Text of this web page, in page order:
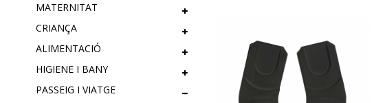
MATERNITAT
CRIANÇA
ALIMENTACIÓ
HIGIENE I BANY
PASSEIG I VIATGE